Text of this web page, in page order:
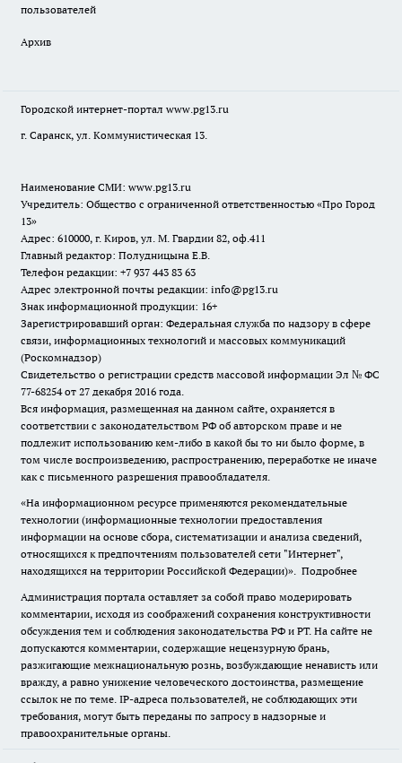
пользователей
Архив
Городской интернет-портал www.pg13.ru
г. Саранск, ул. Коммунистическая 13.
Наименование СМИ: www.pg13.ru
Учредитель: Общество с ограниченной ответственностью «Про Город
13»
Адрес: 610000, г. Киров, ул. М. Гвардии 82, оф.411
Главный редактор: Полудницына Е.В.
Телефон редакции: +7 937 443 83 63
Адрес электронной почты редакции: info@pg13.ru
Знак информационной продукции: 16+
Зарегистрировавший орган: Федеральная служба по надзору в сфере
связи, информационных технологий и массовых коммуникаций
(Роскомнадзор)
Свидетельство о регистрации средств массовой информации Эл № ФС
77-68254 от 27 декабря 2016 года.
Вся информация, размещенная на данном сайте, охраняется в
соответствии с законодательством РФ об авторском праве и не
подлежит использованию кем-либо в какой бы то ни было форме, в
том числе воспроизведению, распространению, переработке не иначе
как с письменного разрешения правообладателя.
«На информационном ресурсе применяются рекомендательные
технологии (информационные технологии предоставления
информации на основе сбора, систематизации и анализа сведений,
относящихся к предпочтениям пользователей сети "Интернет",
находящихся на территории Российской Федерации)». Подробнее
Администрация портала оставляет за собой право модерировать
комментарии, исходя из соображений сохранения конструктивности
обсуждения тем и соблюдения законодательства РФ и РТ. На сайте не
допускаются комментарии, содержащие нецензурную брань,
разжигающие межнациональную рознь, возбуждающие ненависть или
вражду, а равно унижение человеческого достоинства, размещение
ссылок не по теме. IP-адреса пользователей, не соблюдающих эти
требования, могут быть переданы по запросу в надзорные и
правоохранительные органы.